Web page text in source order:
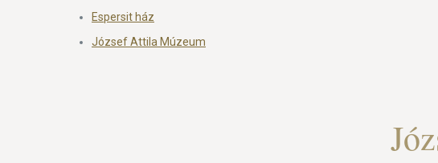
Espersit ház
József Attila Múzeum